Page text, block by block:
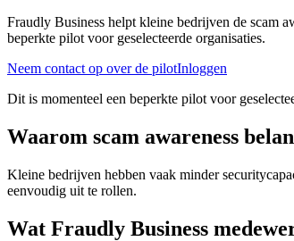
Fraudly Business helpt kleine bedrijven de scam
beperkte pilot voor geselecteerde organisaties.
Neem contact op over de pilotInloggen
Dit is momenteel een beperkte pilot voor
Waarom scam awareness
Kleine bedrijven hebben vaak minder
eenvoudig uit te rollen.
Wat Fraudly Business